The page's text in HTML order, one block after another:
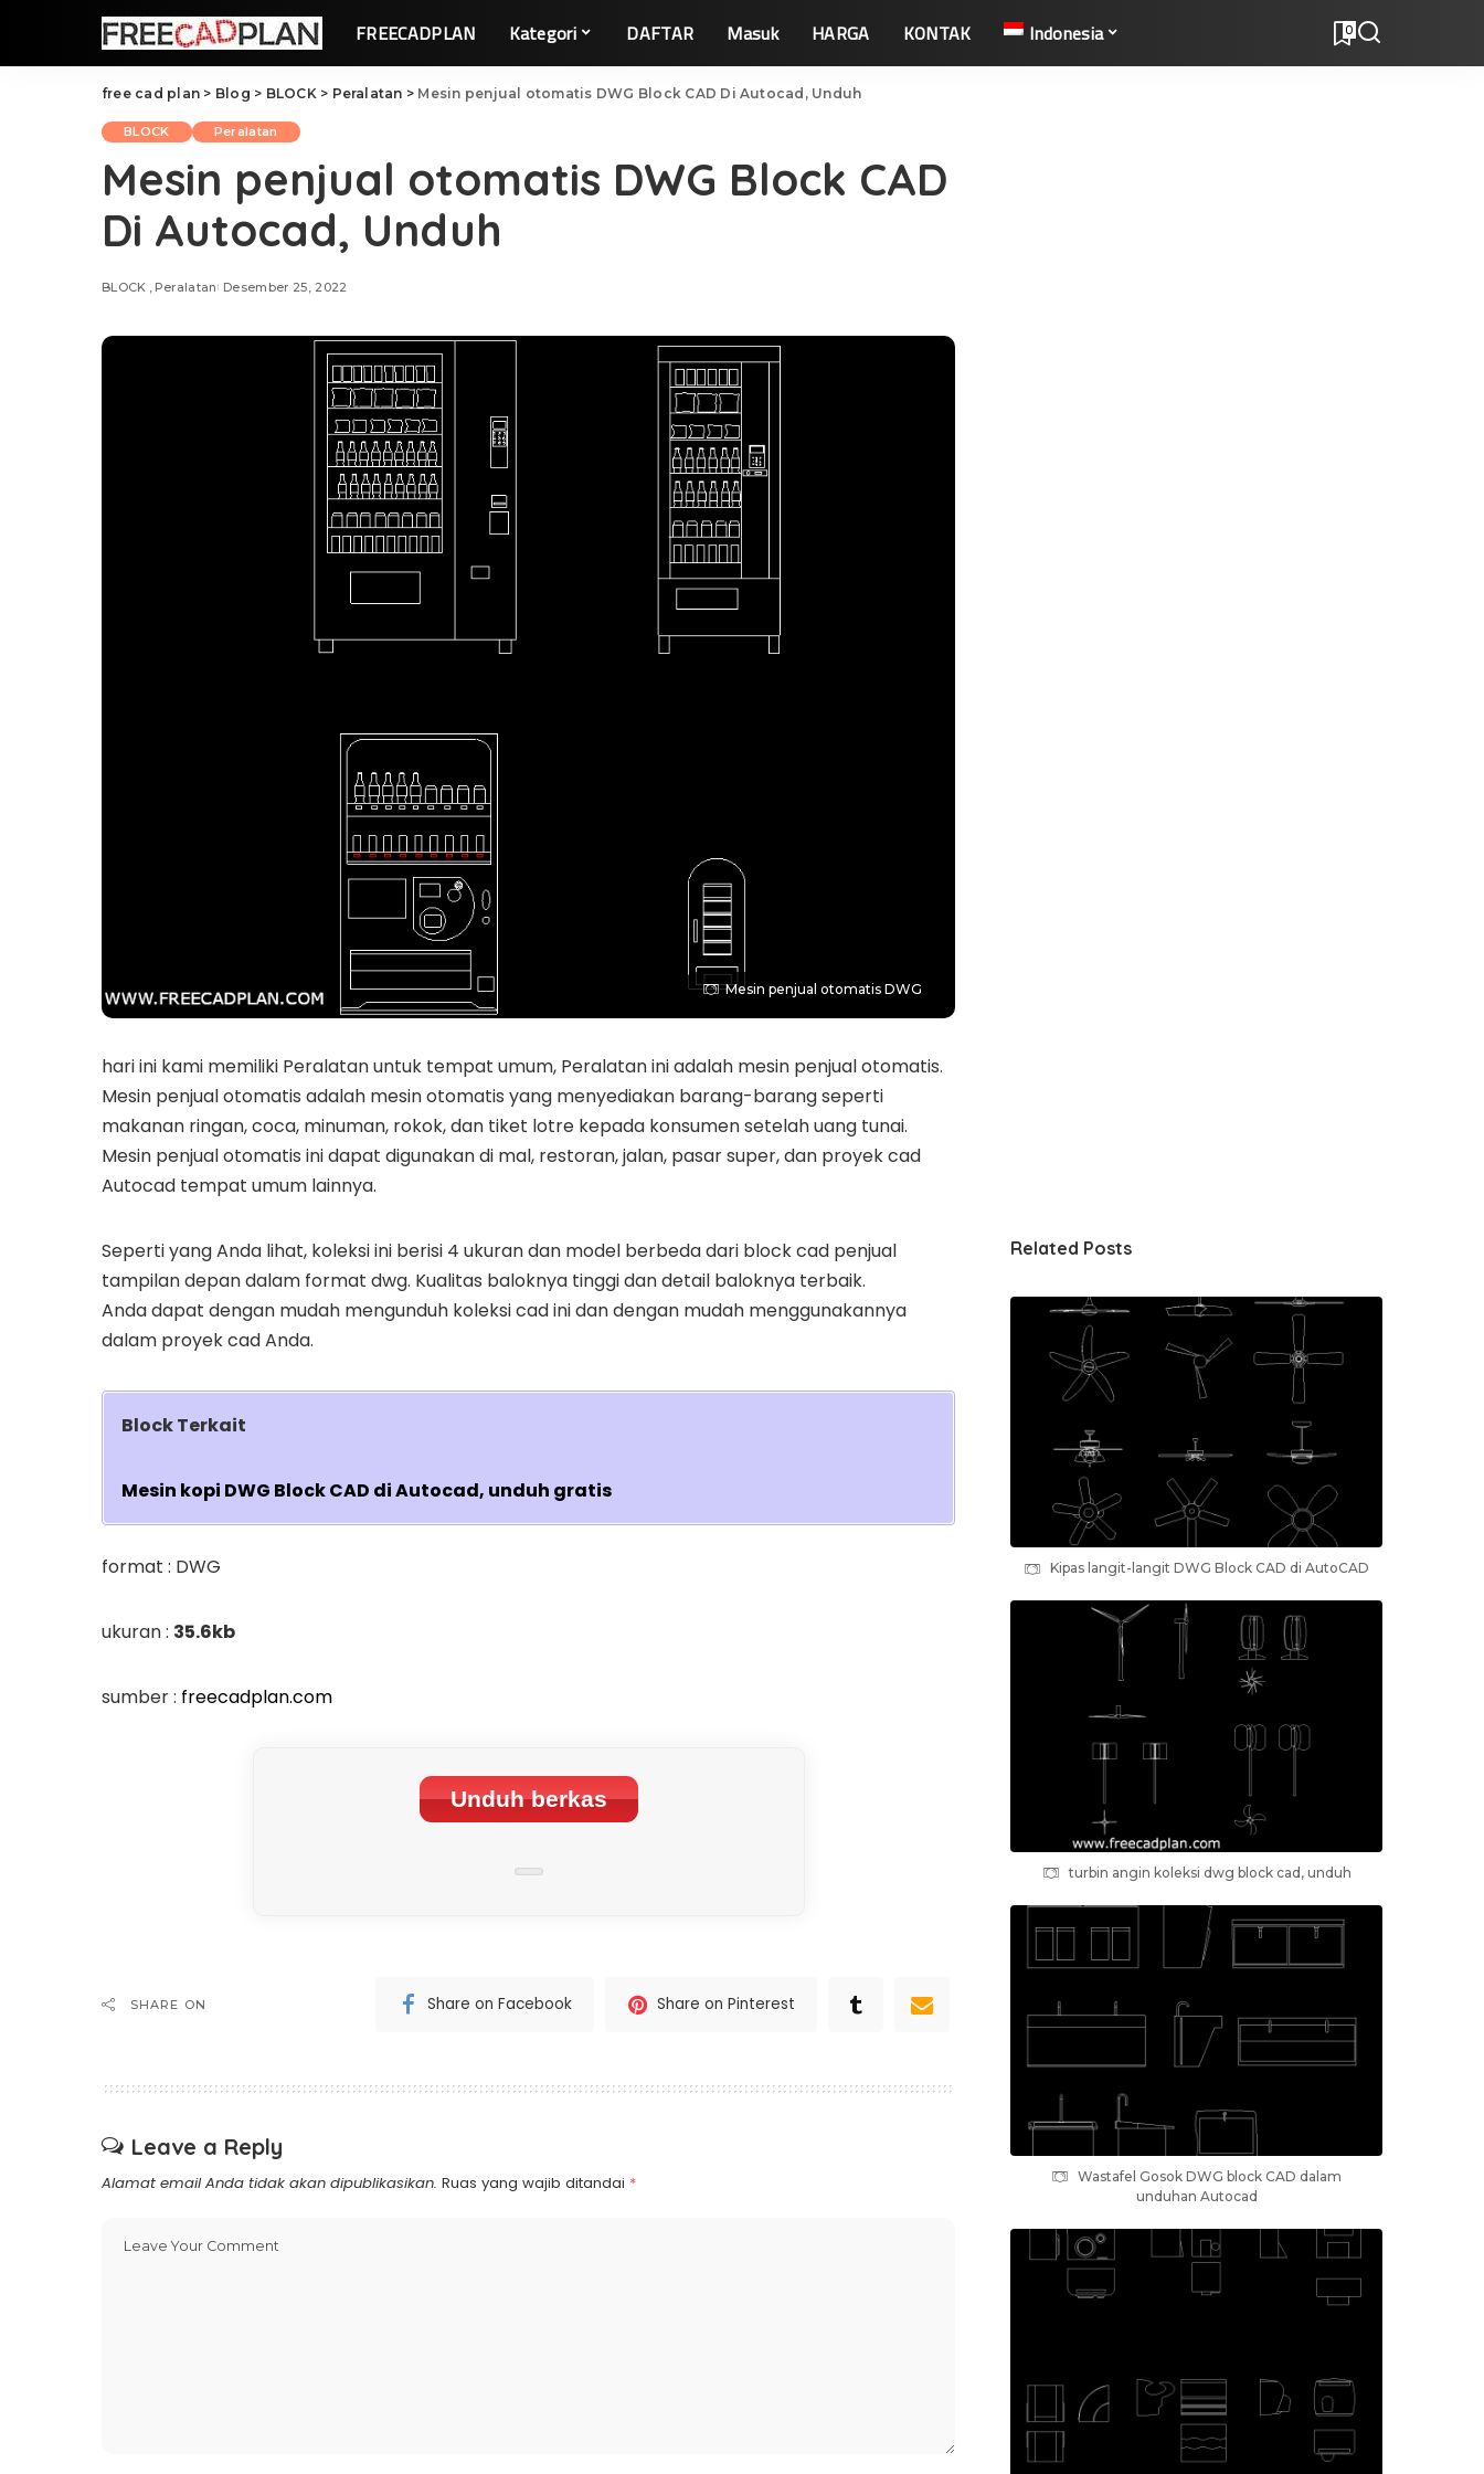
FREECADPLAN Kategori DAFTAR Masuk HARGA KONTAK Indonesia 0
free cad plan > Blog > BLOCK> Peralatan > Mesin penjual otomatis DWG Block CAD Di Autocad, Unduh
BLOCK Peralatan
Mesin penjual otomatis DWG Block CAD
Di Autocad, Unduh
BLOCK Peralatan Desember 25, 2022
Mesin penjual otomatis DWG
hari ini kami memiliki Peralatan untuk tempat umum, Peralatan ini adalah mesin penjual otomatis.
Mesin penjual otomatis adalah mesin otomatis yang menyediakan barang-barang seperti
makanan ringan, coca, minuman, rokok, dan tiket lotre kepada konsumen setelah uang tunai.
Mesin penjual otomatis ini dapat digunakan di mal, restoran, jalan, pasar super, dan proyek cad
Autocad tempat umum lainnya.
Seperti yang Anda lihat, koleksi ini berisi 4 ukuran dan model berbeda dari block cad penjual
tampilan depan dalam format dwg. Kualitas baloknya tinggi dan detail baloknya terbaik.
Anda dapat dengan mudah mengunduh koleksi cad ini dan dengan mudah menggunakannya
dalam proyek cad Anda.
Block Terkait
Mesin kopi DWG Block CAD di Autocad, unduh gratis
format : DWG
ukuran : 35.6kb
sumber : freecadplan.com
Unduh berkas
SHARE ON Share on Facebook Share on Pinterest
Leave a Reply
Alamat email Anda tidak akan dipublikasikan. Ruas yang wajib ditandai *
Related Posts
Kipas langit-langit DWG Block CAD di AutoCAD
turbin angin koleksi dwg block cad, unduh
Wastafel Gosok DWG block CAD dalam
unduhan Autocad